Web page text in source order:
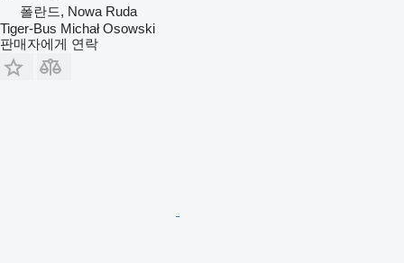
폴란드, Nowa Ruda
Tiger-Bus Michał Osowski
판매자에게 연락